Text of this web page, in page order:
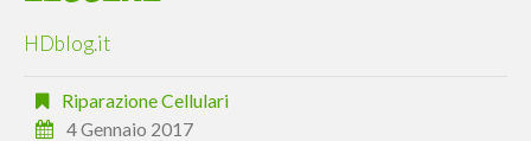
HDblog.it
Riparazione Cellulari
4 Gennaio 2017